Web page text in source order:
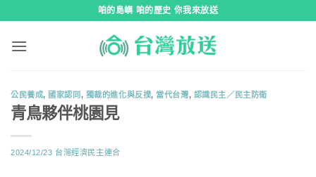
咱的島嶼 咱的歷史 你我來放送
公民養成, 國家認同, 獨裁的進化與反撲, 當代台灣, 認識民主／民主防衛
青鳥夥伴桃園見
2024/12/23 台灣經濟民主連合